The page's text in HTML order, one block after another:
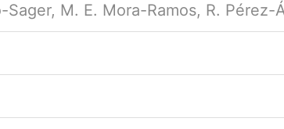
Sager, M. E. Mora-Ramos, R. Pérez-